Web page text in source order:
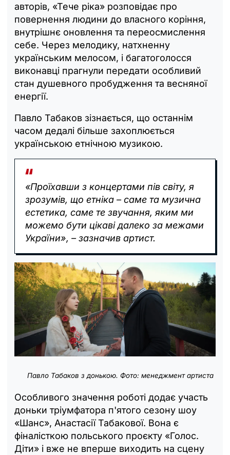
авторів, «Тече ріка» розповідає про
повернення людини до власного коріння,
внутрішнє оновлення та переосмислення
себе. Через мелодику, натхненну
українським мелосом, і багатоголосся
виконавці прагнули передати особливий
стан душевного пробудження та весняної
енергії.
Павло Табаков зізнається, що останнім
часом дедалі більше захоплюється
українською етнічною музикою.
«Проїхавши з концертами пів світу, я
зрозумів, що етніка – саме та музична
естетика, саме те звучання, яким ми
можемо бути цікаві далеко за межами
України», – зазначив артист.
Павло Табаков з донькою. Фото: менеджмент артиста
Особливого значення роботі додає участь
доньки тріумфатора п'ятого сезону шоу
«Шанс», Анастасії Табакової. Вона є
фіналісткою польського проєкту «Голос.
Діти» і вже не вперше виходить на сцену